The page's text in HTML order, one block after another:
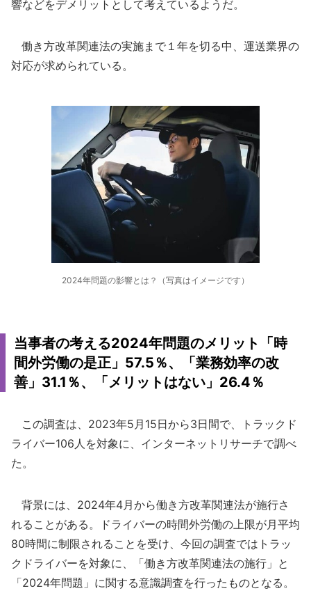
響などをデメリットとして考えているようだ。
働き方改革関連法の実施まで１年を切る中、運送業界の
対応が求められている。
2024年問題の影響とは？（写真はイメージです）
当事者の考える2024年問題のメリット「時
間外労働の是正」57.5％、「業務効率の改
善」31.1％、「メリットはない」26.4％
この調査は、2023年5月15日から3日間で、トラックド
ライバー106人を対象に、インターネットリサーチで調べ
た。
背景には、2024年4月から働き方改革関連法が施行さ
れることがある。ドライバーの時間外労働の上限が月平均
80時間に制限されることを受け、今回の調査ではトラッ
クドライバーを対象に、「働き方改革関連法の施行」と
「2024年問題」に関する意識調査を行ったものとなる。